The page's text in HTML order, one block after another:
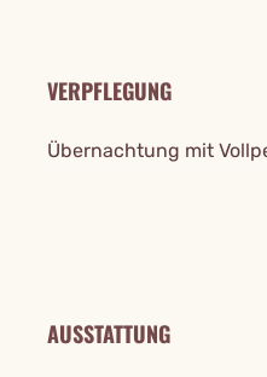
VERPFLEGUNG
Übernachtung mit
AUSSTATTUNG